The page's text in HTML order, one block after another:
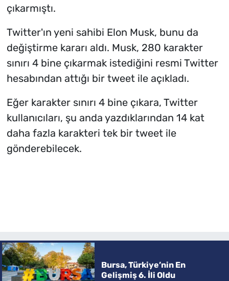
çıkarmıştı.
Twitter'ın yeni sahibi Elon Musk, bunu da
değiştirme kararı aldı. Musk, 280 karakter
sınırı 4 bine çıkarmak istediğini resmi Twitter
hesabından attığı bir tweet ile açıkladı.
Eğer karakter sınırı 4 bine çıkara, Twitter
kullanıcıları, şu anda yazdıklarından 14 kat
daha fazla karakteri tek bir tweet ile
gönderebilecek.
Bursa, Türkiye’nin En
Gelişmiş 6. İli Oldu